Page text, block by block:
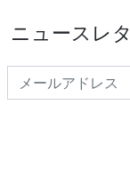
ニュースレ